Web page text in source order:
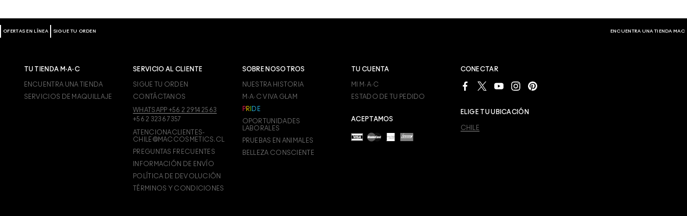
ENCUENTRA UNA TIENDA MAC
OFERTAS EN LÍNEA SIGUE TU ORDEN
TU TIENDA M·A·C
ENCUENTRA UNA TIENDA
SERVICIOS DE MAQUILLAJE
SERVICIO AL CLIENTE
SIGUE TU ORDEN
CONTÁCTANOS
WHATSAPP +56 2 2914 2563
+56 2 3236 7357
ATENCIONACLIENTES-
CHILE@MACCOSMETICS.CL
PREGUNTAS FRECUENTES
INFORMACIÓN DE ENVÍO
POLÍTICA DE DEVOLUCIÓN
TÉRMINOS Y CONDICIONES
SOBRE NOSOTROS
NUESTRA HISTORIA
M·A·C VIVA GLAM
PR D E
OPORTUNIDADES
LABORALES
PRUEBAS EN ANIMALES
BELLEZA CONSCIENTE
TU CUENTA
MI M·A·C
ESTADO DE TU PEDIDO
ACEPTAMOS
CONECTAR
ELIGE TU UBICACIÓN
CHILE